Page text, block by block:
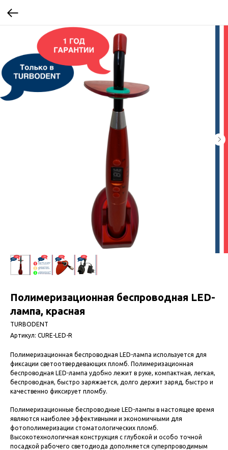
Полимеризационная беспроводная LED-
лампа, красная
TURBODENT
Артикул: CURE-LED-R
Полимеризационная беспроводная LED-лампа используется для
фиксации светоотвердевающих пломб. Полимеризационная
беспроводная LED-лампа удобно лежит в руке, компактная, легкая,
беспроводная, быстро заряжается, долго держит заряд, быстро и
качественно фиксирует пломбу.
Полимеризационные беспроводные LED-лампы в настоящее время
являются наиболее эффективными и экономичными для
фотополимеризации стоматологических пломб.
Высокотехнологичная конструкция с глубокой и особо точной
посадкой рабочего светодиода дополняется суперпроводимым